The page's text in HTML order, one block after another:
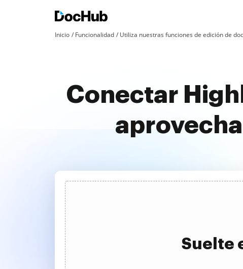
Inicio Funcionalidad Utiliza nuestras funciones de edición de
Conectar
Suelte